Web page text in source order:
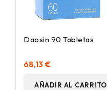
Daosin 90 Tabletas
68,13 €
AÑADIR AL CARRITO